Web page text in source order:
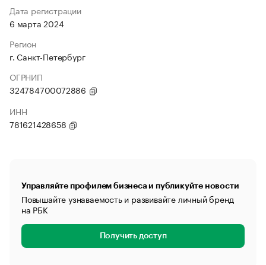
Дата регистрации
6 марта 2024
Регион
г. Санкт-Петербург
ОГРНИП
324784700072886
ИНН
781621428658
Управляйте профилем бизнеса и публикуйте новости
Повышайте узнаваемость и развивайте личный бренд
на РБК
Получить доступ